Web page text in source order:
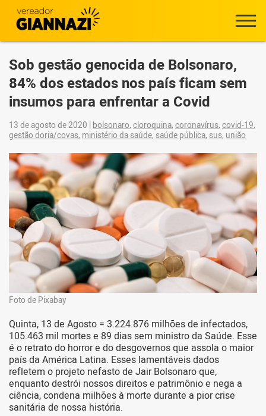
Sob gestão genocida de Bolsonaro,
84% dos estados nos país ficam sem
insumos para enfrentar a Covid
13 de agosto de 2020 | bolsonaro, cloroquina, coronavírus, covid-19,
gestão doria/covas, ministério da saúde, saúde pública, sus, união
Foto de Pixabay
Quinta, 13 de Agosto = 3.224.876 milhões de infectados,
105.463 mil mortes e 89 dias sem ministro da Saúde. Esse
é o retrato do horror e do desgovernos que assola o maior
país da América Latina. Esses lamentáveis dados
refletem o projeto nefasto de Jair Bolsonaro que,
enquanto destrói nossos direitos e patrimônio e nega a
ciência, condena milhões à morte durante a pior crise
sanitária de nossa história.